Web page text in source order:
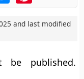
and last modified
be published.